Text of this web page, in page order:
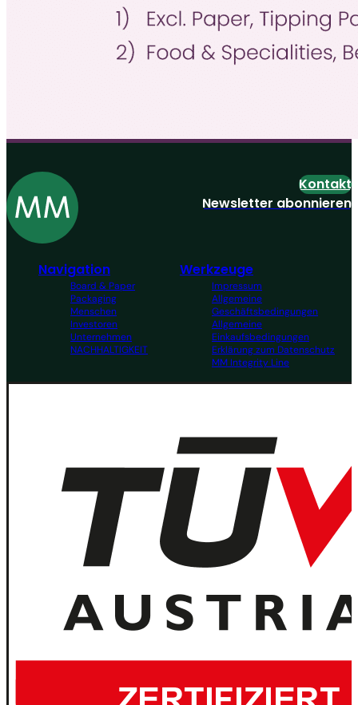
Navigation
Board & Paper
Packaging
Menschen
Investoren
Unternehmen
NACHHALTIGKEIT
Werkzeuge
Impressum
Allgemeine
Geschäftsbedingungen
Allgemeine
Einkaufsbedingungen
Erklärung zum Datenschutz
MM Integrity Line
Kontakt
Newsletter abonnieren